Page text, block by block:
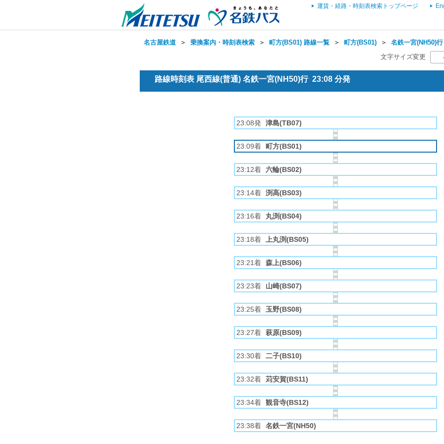
運賃・経路・時刻表検索トップページ
名古屋鉄道 ＞ 乗換案内・時刻表検索 ＞ 町方(BS01) 路線一覧 ＞ 町方(BS01) ＞ 名鉄一宮(NH50)
文字サイズ変更
路線時刻表 尾西線(普通) 名鉄一宮(NH50)行 23:08 分発
23:08発 津島(TB07)
23:09着 町方(BS01)
23:12着 六輪(BS02)
23:14着 渕高(BS03)
23:16着 丸渕(BS04)
23:18着 上丸渕(BS05)
23:21着 森上(BS06)
23:23着 山崎(BS07)
23:25着 玉野(BS08)
23:27着 萩原(BS09)
23:30着 二子(BS10)
23:32着 苅安賀(BS11)
23:34着 観音寺(BS12)
23:38着 名鉄一宮(NH50)